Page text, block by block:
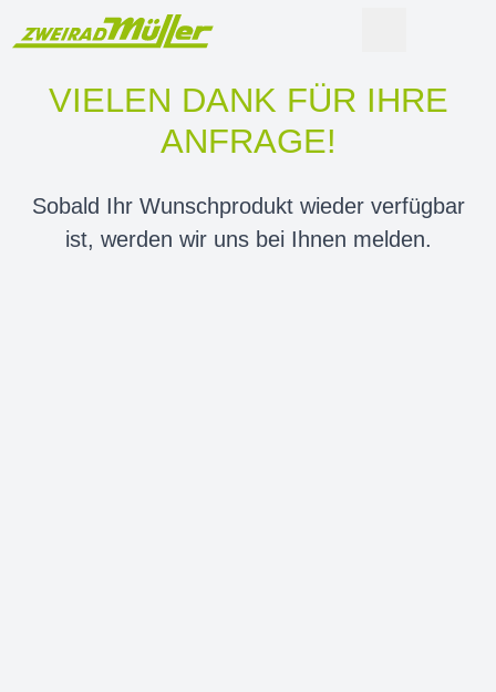
VIELEN DANK FÜR IHRE
ANFRAGE!
Sobald Ihr Wunschprodukt wieder verfügbar
ist, werden wir uns bei Ihnen melden.